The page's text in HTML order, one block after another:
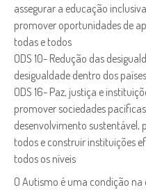
assegurar a educação
promover oportunidades de
todas e todos
ODS 10- Redução das
desigualdade dentro dos
ODS 16- Paz, justiça e
promover sociedades
desenvolvimento sustentável,
todos e construir instituições
todos os níveis
O Autismo é uma condição